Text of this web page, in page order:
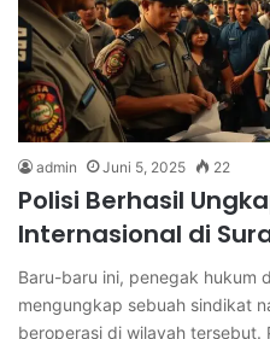
admin Juni 5, 2025 22
Polisi Berhasil
Internasional di
Baru-baru ini, penegak hukum
mengungkap sebuah sindikat
beroperasi di wilayah